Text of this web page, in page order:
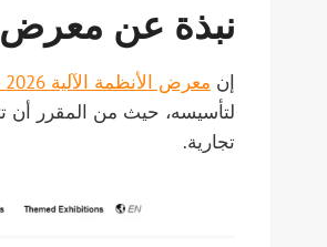
نبذة عن معرض CIMP AutoEcosystems Expo
إن معرض الأنظمة الآلية 2026 CIMP AutoEcosystems Expo
تجارية.